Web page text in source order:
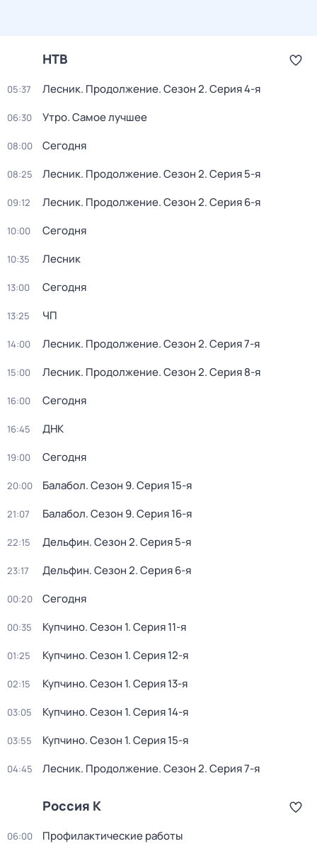
НТВ
05:37 Лесник. Продолжение. Сезон 2. Серия 4-я
06:30 Утро. Самое лучшее
08:00 Сегодня
08:25 Лесник. Продолжение. Сезон 2. Серия 5-я
09:12 Лесник. Продолжение. Сезон 2. Серия 6-я
10:00 Сегодня
10:35 Лесник
13:00 Сегодня
13:25 ЧП
14:00 Лесник. Продолжение. Сезон 2. Серия 7-я
15:00 Лесник. Продолжение. Сезон 2. Серия 8-я
16:00 Сегодня
16:45 ДНК
19:00 Сегодня
20:00 Балабол. Сезон 9. Серия 15-я
21:07 Балабол. Сезон 9. Серия 16-я
22:15 Дельфин. Сезон 2. Серия 5-я
23:17 Дельфин. Сезон 2. Серия 6-я
00:20 Сегодня
00:35 Купчино. Сезон 1. Серия 11-я
01:25 Купчино. Сезон 1. Серия 12-я
02:15 Купчино. Сезон 1. Серия 13-я
03:05 Купчино. Сезон 1. Серия 14-я
03:55 Купчино. Сезон 1. Серия 15-я
04:45 Лесник. Продолжение. Сезон 2. Серия 7-я
Россия К
06:00 Профилактические работы